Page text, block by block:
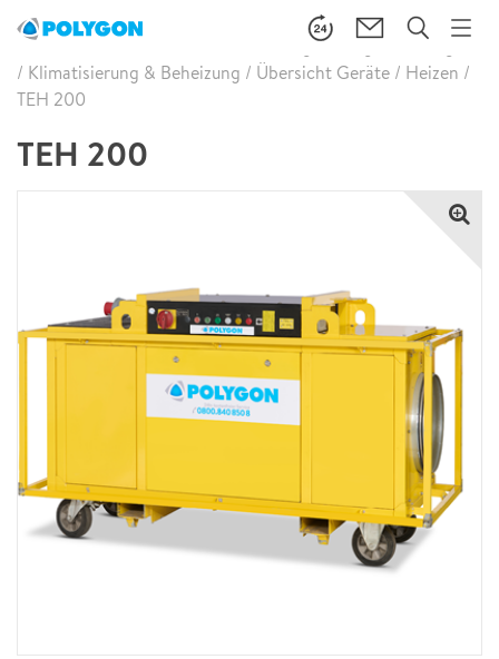
Brandschaden Wasserschaden Leckageortung/
Leistungen
/ Klimatisierung & Beheizung / Übersicht Geräte / Heizen /
TEH 200
TEH 200